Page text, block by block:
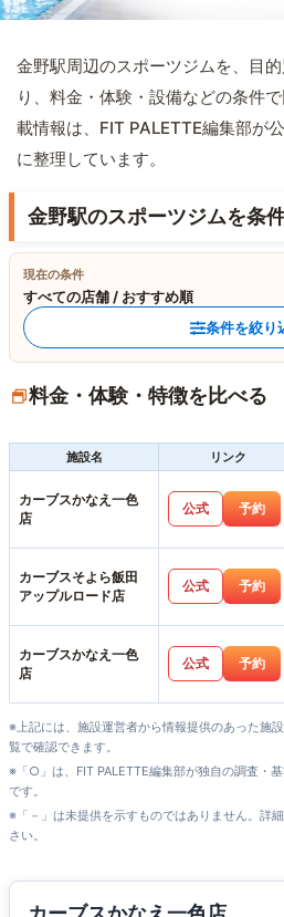
金野駅周辺のスポーツジムを、目
り、料金・体験・設備などの条件
載情報は、FIT PALETTE編集部が
に整理しています。
金野駅のスポーツジムを条
現在の条件
すべての店舗 / おすすめ順
条件を絞り
料金・体験・特徴を比べる
施設名
リンク
カーブスかなえ一色
店
公式 予約
カーブスそよら飯田
アップルロード店
公式 予約
カーブスかなえ一色
店
公式 予約
※上記には、施設運営者から情報提供のあった施
覧で確認できます。
※「○」は、FIT PALETTE編集部が独自の調査・
です。
※「－」は未提供を示すものではありません。詳
さい。